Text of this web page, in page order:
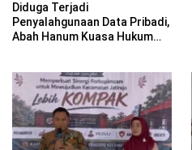
Diduga Terjadi
Penyalahgunaan Data Pribadi,
Abah Hanum Kuasa Hukum
Mojokerto